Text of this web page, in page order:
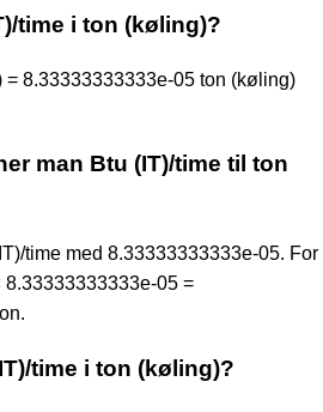
time i ton (køling)?
= 8.33333333333e-05 ton (køling)
man Btu (IT)/time til ton
time med 8.33333333333e-05. For
05 =
time i ton (køling)?